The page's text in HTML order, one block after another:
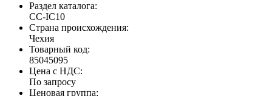
Раздел каталога:
CC-IC10
Страна происхождения:
Чехия
Товарный код:
85045095
Цена с НДС:
По запросу
Ценовая группа: